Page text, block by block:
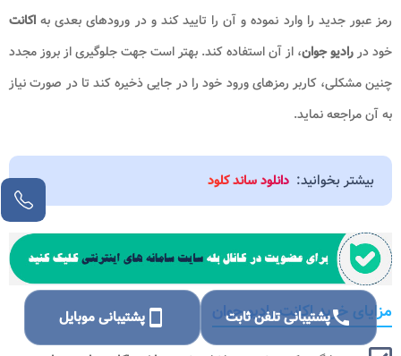
رمز عبور جدید را وارد نموده و آن را تایید کند و در ورودهای بعدی به اکانت
خود دررادیو جوان، از آن استفاده کند. بهتر است جهت جلوگیری از بروز مجدد
چنین مشکلی، کاربر رمزهای ورود خود را در جایی ذخیره کند تا در صورت نیاز
به آن مراجعه نماید.
بیشتر بخوانید: دانلود ساند کلود
مزایای خرید اکانت رادیو جوان
callپشتیبانی تلفن ثابت smartphoneپشتیبانی موبایل